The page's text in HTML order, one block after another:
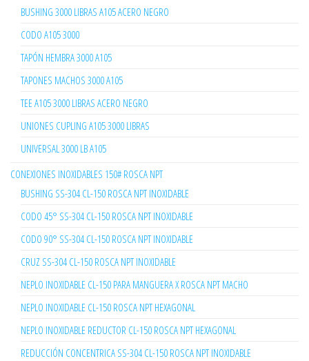
BUSHING 3000 LIBRAS A105 ACERO NEGRO
CODO A105 3000
TAPÓN HEMBRA 3000 A105
TAPONES MACHOS 3000 A105
TEE A105 3000 LIBRAS ACERO NEGRO
UNIONES CUPLING A105 3000 LIBRAS
UNIVERSAL 3000 LB A105
CONEXIONES INOXIDABLES 150# ROSCA NPT
BUSHING SS-304 CL-150 ROSCA NPT INOXIDABLE
CODO 45° SS-304 CL-150 ROSCA NPT INOXIDABLE
CODO 90° SS-304 CL-150 ROSCA NPT INOXIDABLE
CRUZ SS-304 CL-150 ROSCA NPT INOXIDABLE
NEPLO INOXIDABLE CL-150 PARA MANGUERA X ROSCA NPT MACHO
NEPLO INOXIDABLE CL-150 ROSCA NPT HEXAGONAL
NEPLO INOXIDABLE REDUCTOR CL-150 ROSCA NPT HEXAGONAL
REDUCCIÓN CONCENTRICA SS-304 CL-150 ROSCA NPT INOXIDABLE